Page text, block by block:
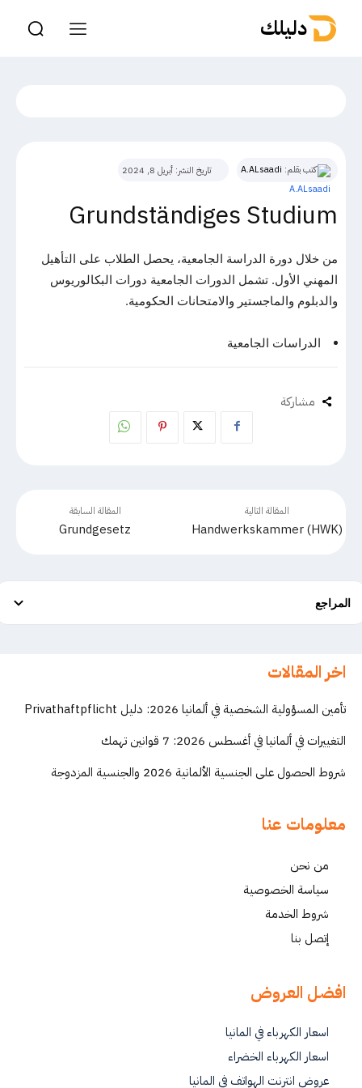
دليلك
كتب بقلم: A.ALsaadi تاريخ النشر: أبريل 8, 2024
Grundständiges Studium
من خلال دورة الدراسة الجامعية، يحصل الطلاب على التأهيل
المهني الأول. تشمل الدورات الجامعية دورات البكالوريوس
والدبلوم والماجستير والامتحانات الحكومية.
الدراسات الجامعية
مشاركة
المقالة السابقة
Grundgesetz
المقالة التالية
Handwerkskammer (HWK)
المراجع
اخر المقالات
تأمين المسؤولية الشخصية في ألمانيا 2026: دليل Privathaftpflicht
التغييرات في ألمانيا في أغسطس 2026: 7 قوانين تهمك
شروط الحصول على الجنسية الألمانية 2026 والجنسية المزدوجة
معلومات عنا
من نحن
سياسة الخصوصية
شروط الخدمة
إتصل بنا
افضل العروض
اسعار الكهرباء في المانيا
اسعار الكهرباء الخضراء
عروض انترنت الهواتف في المانيا